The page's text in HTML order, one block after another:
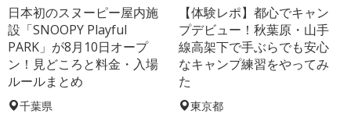
日本初のスヌーピー屋内施
設「SNOOPY Playful
PARK」が8月10日オープ
ン！見どころと料金・入場
ルールまとめ
千葉県
【体験レポ】都心でキャン
プデビュー！秋葉原・山手
線高架下で手ぶらでも安心
なキャンプ練習をやってみ
た
東京都